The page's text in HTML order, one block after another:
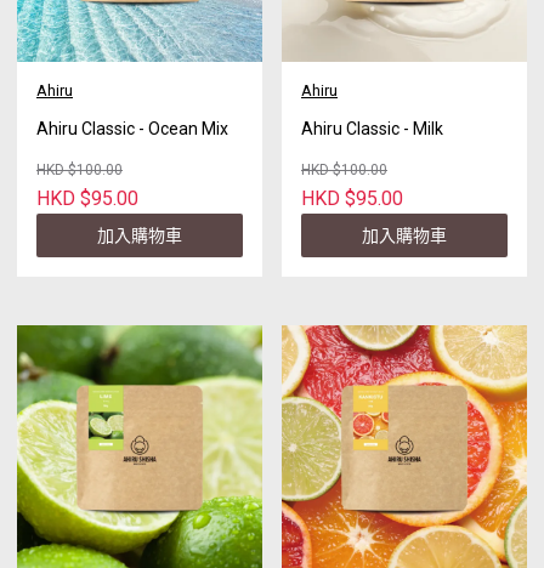
Ahiru
Ahiru Classic - Ocean Mix
HKD $100.00
HKD $95.00
加入購物車
Ahiru
Ahiru Classic - Milk
HKD $100.00
HKD $95.00
加入購物車